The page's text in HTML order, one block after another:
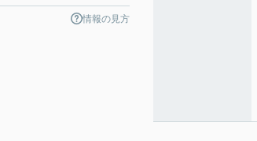
情報の見方